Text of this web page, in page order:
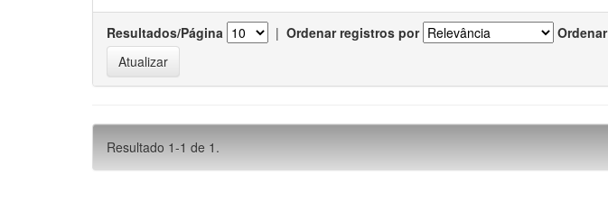
Resultados/Página | Ordenar registros por Ordenar
Resultado 1-1 de 1.